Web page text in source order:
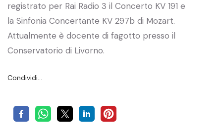
registrato per Rai Radio 3 il Concerto KV 191 e
la Sinfonia Concertante KV 297b di Mozart.
Attualmente è docente di fagotto presso il
Conservatorio di Livorno.
Condividi…